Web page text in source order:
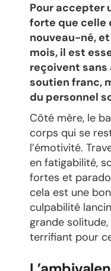
Pour accepter
forte que celle
nouveau-né,
mois, il est
reçoivent
soutien franc,
du personnel
Côté mère, le
corps qui se
l’émotivité.
en fatigabilité,
fortes et
cela est une
culpabilité
grande
terrifiant pour